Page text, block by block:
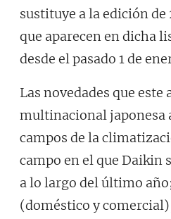
sustituye a la edición de
que aparecen en dicha
desde el pasado 1 de
Las novedades que este
multinacional japonesa
campos de la
campo en el que Daikin
a lo largo del último
(doméstico y